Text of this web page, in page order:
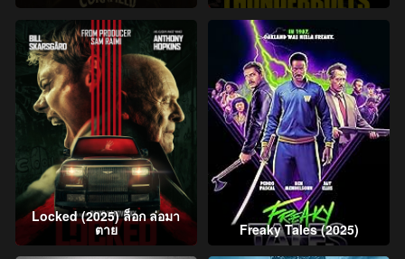
Locked (2025) ล็อก ล่อมา
ตาย Freaky Tales (2025)